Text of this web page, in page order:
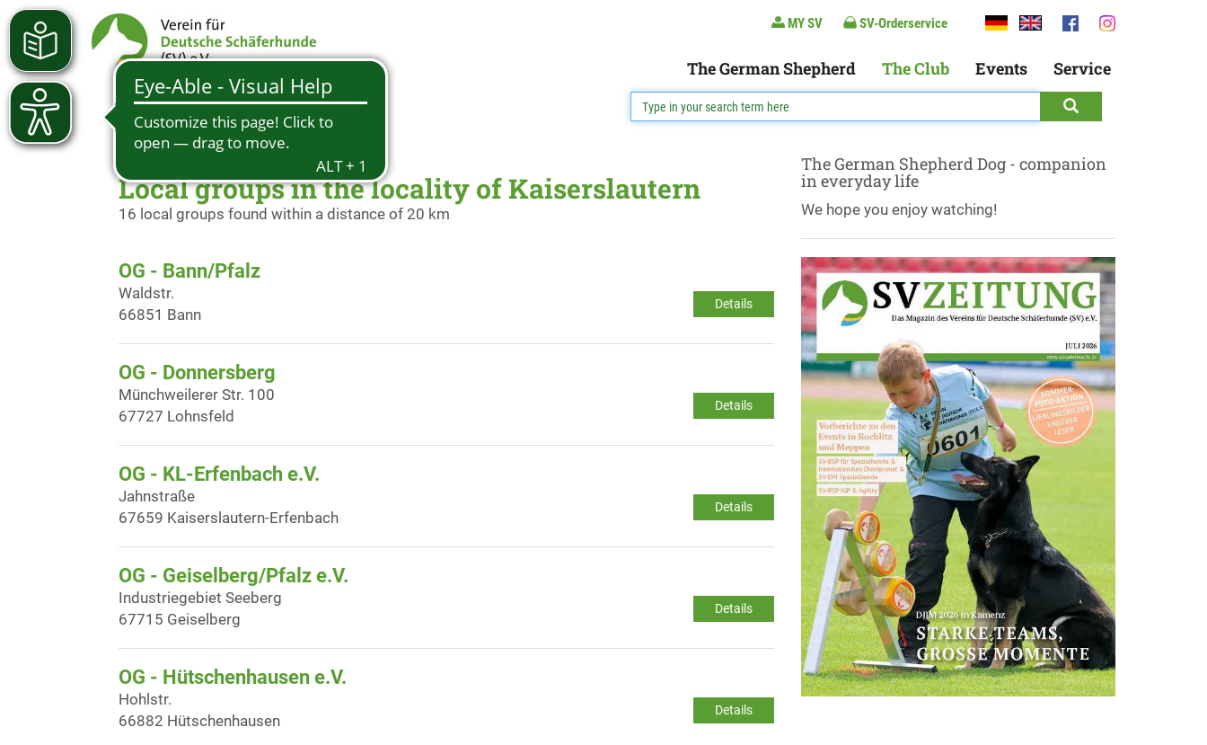
MY SV SV-Orderservice
The German Shepherd The Club Events Service
Local groups in the locality of Kaiserslautern
16 local groups found within a distance of 20 km
OG - Bann/Pfalz
Details
Waldstr.
66851 Bann
OG - Donnersberg
Details
Münchweilerer Str. 100
67727 Lohnsfeld
OG - KL-Erfenbach e.V.
Details
Jahnstraße
67659 Kaiserslautern-Erfenbach
OG - Geiselberg/Pfalz e.V.
Details
Industriegebiet Seeberg
67715 Geiselberg
OG - Hütschenhausen e.V.
Details
Hohlstr.
66882 Hütschenhausen
The German Shepherd Dog - companion
in everyday life
We hope you enjoy watching!